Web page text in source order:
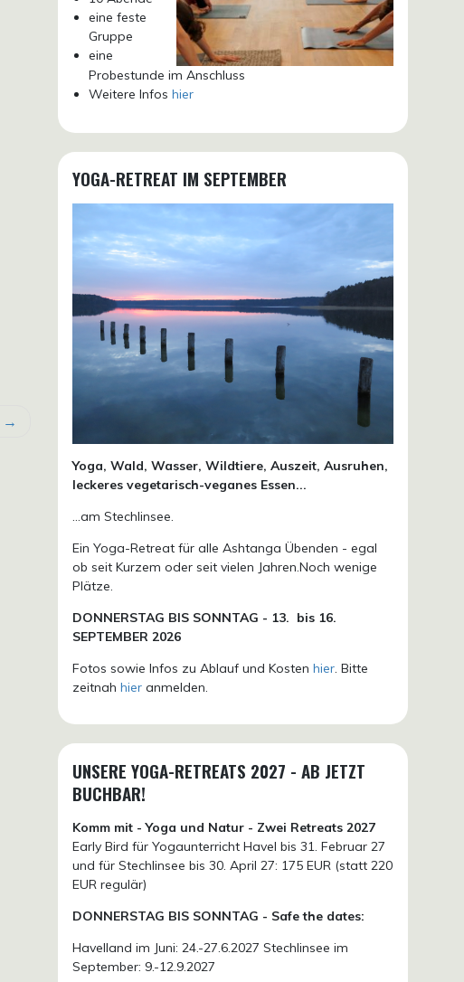
eine feste
Gruppe
eine
Probestunde im Anschluss
Weitere Infos hier
YOGA-RETREAT IM SEPTEMBER
Yoga, Wald, Wasser, Wildtiere, Auszeit, Ausruhen,
leckeres vegetarisch-veganes Essen...
...am Stechlinsee.
Ein Yoga-Retreat für alle Ashtanga Übenden - egal
ob seit Kurzem oder seit vielen Jahren.Noch wenige
Plätze.
DONNERSTAG BIS SONNTAG - 13. bis 16.
SEPTEMBER 2026
Fotos sowie Infos zu Ablauf und Kostenhier. Bitte
zeitnahhier anmelden.
UNSERE YOGA-RETREATS 2027 - AB JETZT
BUCHBAR!
Komm mit - Yoga und Natur - Zwei Retreats 2027
Early Bird für Yogaunterricht Havel bis 31. Februar 27
und für Stechlinsee bis 30. April 27: 175 EUR (statt 220
EUR regulär)
DONNERSTAG BIS SONNTAG - Safe the dates:
Havelland im Juni: 24.-27.6.2027 Stechlinsee im
September: 9.-12.9.2027